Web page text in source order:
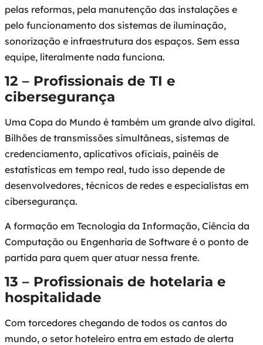
pelas reformas, pela manutenção das instalações e
pelo funcionamento dos sistemas de iluminação,
sonorização e infraestrutura dos espaços. Sem essa
equipe, literalmente nada funciona.
12 – Profissionais de TI e
cibersegurança
Uma Copa do Mundo é também um grande alvo digital.
Bilhões de transmissões simultâneas, sistemas de
credenciamento, aplicativos oficiais, painéis de
estatísticas em tempo real, tudo isso depende de
desenvolvedores, técnicos de redes e especialistas em
cibersegurança.
A formação em Tecnologia da Informação, Ciência da
Computação ou Engenharia de Software é o ponto de
partida para quem quer atuar nessa frente.
13 – Profissionais de hotelaria e
hospitalidade
Com torcedores chegando de todos os cantos do
mundo, o setor hoteleiro entra em estado de alerta